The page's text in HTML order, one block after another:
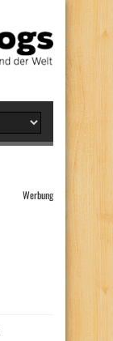
Werbung